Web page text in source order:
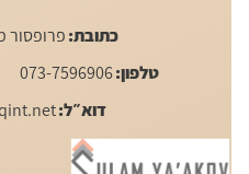
כתובת:פרופסור משה
טלפון:073-7596906
דוא״ל: